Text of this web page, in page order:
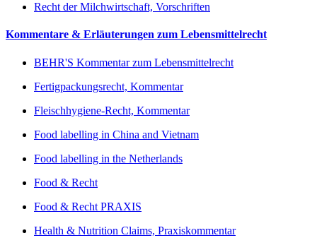
Recht der Milchwirtschaft, Vorschriften
Kommentare & Erläuterungen zum Lebensmittelrecht
BEHR'S Kommentar zum Lebensmittelrecht
Fertigpackungsrecht, Kommentar
Fleischhygiene-Recht, Kommentar
Food labelling in China and Vietnam
Food labelling in the Netherlands
Food & Recht
Food & Recht PRAXIS
Health & Nutrition Claims, Praxiskommentar